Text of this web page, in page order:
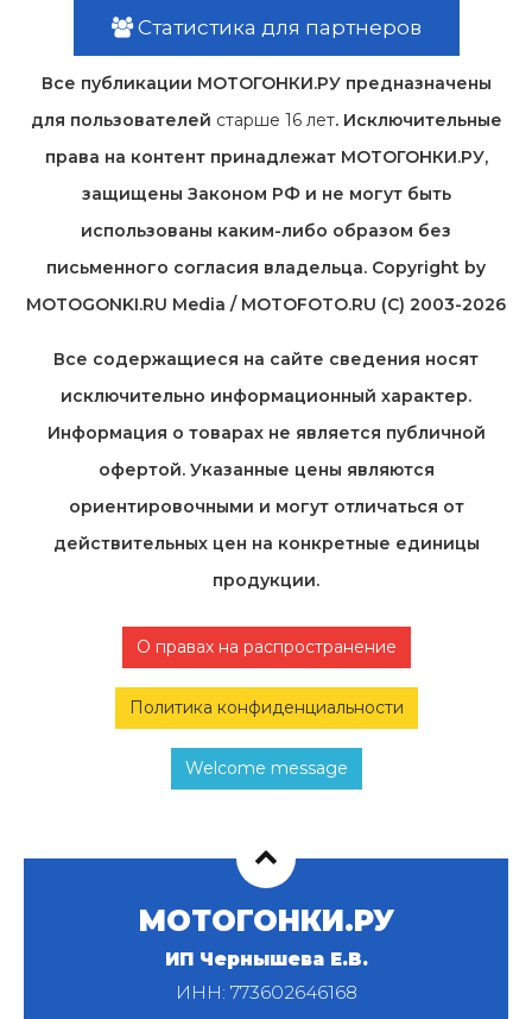
Статистика для партнеров
Все публикации МОТОГОНКИ.РУ предназначены
для пользователей старше 16 лет. Исключительные
права на контент принадлежат МОТОГОНКИ.РУ,
защищены Законом РФ и не могут быть
использованы каким-либо образом без
письменного согласия владельца. Copyright by
MOTOGONKI.RU Media / MOTOFOTO.RU (C) 2003-2026
Все содержащиеся на cайте сведения носят
исключительно информационный характер.
Информация о товарах не является публичной
офертой. Указанные цены являются
ориентировочными и могут отличаться от
действительных цен на конкретные единицы
продукции.
О правах на распространение
Политика конфиденциальности
Welcome message
МОТОГОНКИ.РУ
ИП Чернышева Е.В.
ИНН: 773602646168